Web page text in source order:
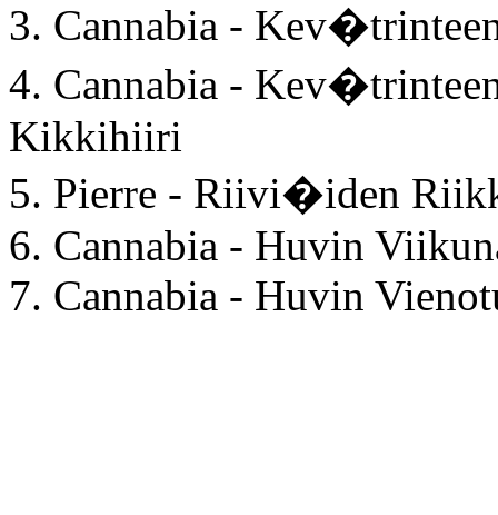
3. Cannabia -
4. Cannabia -
Kikkihiiri
5. Pierre - Riivi�iden
6. Cannabia - Huvin
7. Cannabia - Huvin